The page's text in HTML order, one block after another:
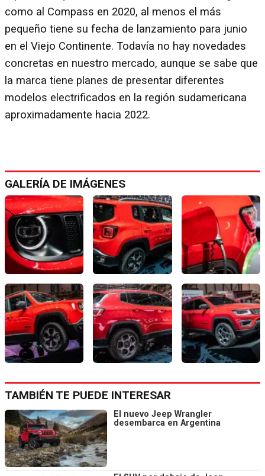
como al Compass en 2020, al menos el más
pequeño tiene su fecha de lanzamiento para junio
en el Viejo Continente. Todavía no hay novedades
concretas en nuestro mercado, aunque se sabe que
la marca tiene planes de presentar diferentes
modelos electrificados en la región sudamericana
aproximadamente hacia 2022.
GALERÍA DE IMÁGENES
TAMBIÉN TE PUEDE INTERESAR
El nuevo Jeep Wrangler
desembarca en Argentina